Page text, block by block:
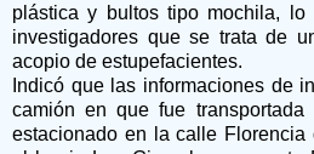
plástica y bultos tipo mochila,
investigadores que se trata de
acopio de estupefacientes.
Indicó que las informaciones de
camión en que fue
estacionado en la calle Florencia